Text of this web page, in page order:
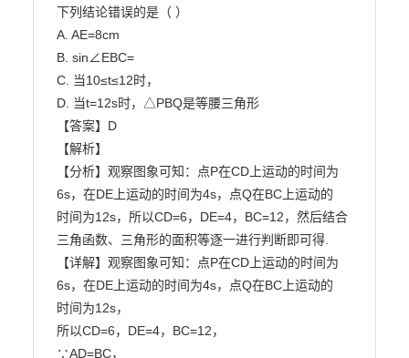
下列结论错误的是（ ）
A. AE=8cm
B. sin∠EBC=
C. 当10≤t≤12时，
D. 当t=12s时，△PBQ是等腰三角形
【答案】D
【解析】
【分析】观察图象可知：点P在CD上运动的时间为
6s，在DE上运动的时间为4s，点Q在BC上运动的
时间为12s，所以CD=6，DE=4，BC=12，然后结合
三角函数、三角形的面积等逐一进行判断即可得.
【详解】观察图象可知：点P在CD上运动的时间为
6s，在DE上运动的时间为4s，点Q在BC上运动的
时间为12s，
所以CD=6，DE=4，BC=12，
∵AD=BC，